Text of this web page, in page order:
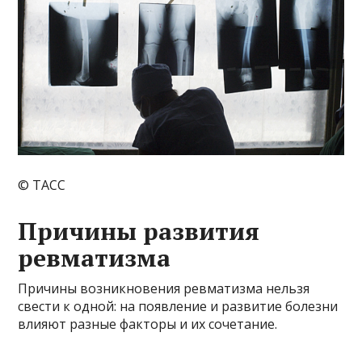
© ТАСС
Причины развития
ревматизма
Причины возникновения ревматизма нельзя
свести к одной: на появление и развитие болезни
влияют разные факторы и их сочетание.